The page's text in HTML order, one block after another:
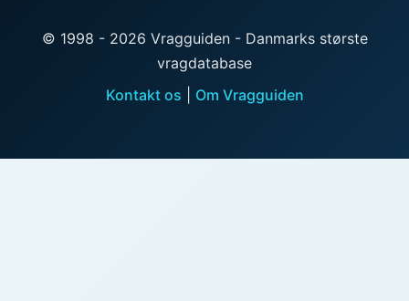
© 1998 - 2026 Vragguiden - Danmarks største
vragdatabase
Kontakt os
Om Vragguiden